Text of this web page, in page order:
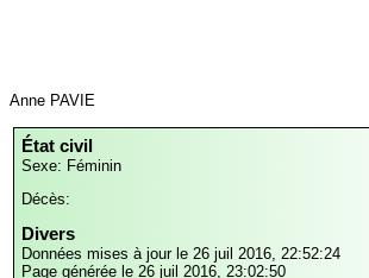
Anne PAVIE
État civil
Sexe: Féminin
Décès:
Divers
Données mises à jour le 26 juil 2016, 22:52:24
Page générée le 26 juil 2016, 23:02:50